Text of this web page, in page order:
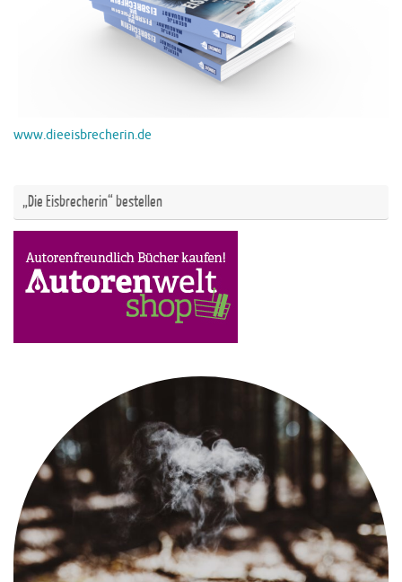
www.dieeisbrecherin.de
„Die Eisbrecherin“ bestellen